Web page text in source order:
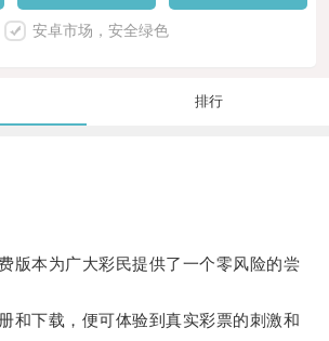
安卓市场，安全绿色
排行
本为广大彩民提供了一个零风险的尝
下载，便可体验到真实彩票的刺激和